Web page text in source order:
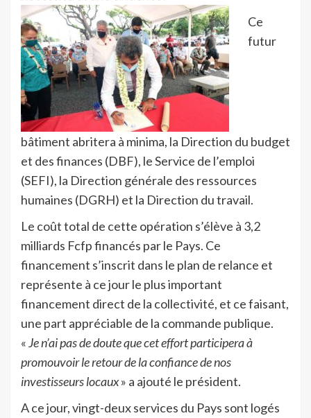
Ce
futur
bâtiment abritera à minima, la Direction du budget
et des finances (DBF), le Service de l’emploi
(SEFI), la Direction générale des ressources
humaines (DGRH) et la Direction du travail.
Le coût total de cette opération s’élève à 3,2
milliards Fcfp financés par le Pays. Ce
financement s’inscrit dans le plan de relance et
représente à ce jour le plus important
financement direct de la collectivité, et ce faisant,
une part appréciable de la commande publique.
«Je n’ai pas de doute que cet effort participera à
promouvoir le retour de la confiance de nos
investisseurs locaux» a ajouté le président.
A ce jour, vingt-deux services du Pays sont logés